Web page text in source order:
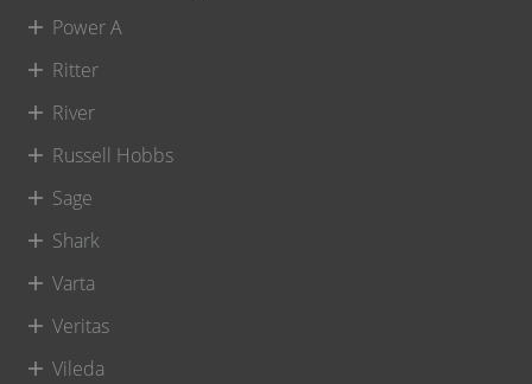
Power A
Ritter
River
Russell Hobbs
Sage
Shark
Varta
Veritas
Vileda